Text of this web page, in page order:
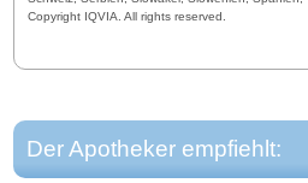
Copyright IQVIA. All rights reserved.
Der Apotheker empfiehlt: